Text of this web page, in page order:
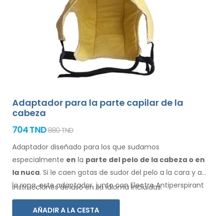
Adaptador para la parte capilar de la
cabeza
704 TND880 TND
Adaptador diseñado para los que sudamos
especialmente en la parte del pelo de la cabeza o en
la nuca. Si le caen gotas de sudor del pelo a la cara y a
la ropa, este adaptador, junto con Electro Antiperspirant
Forte o Electro Antiperspirant ELITE, es para usted.
Instrucciones de uso en su idioma incluidas.
AÑADIR A LA CESTA